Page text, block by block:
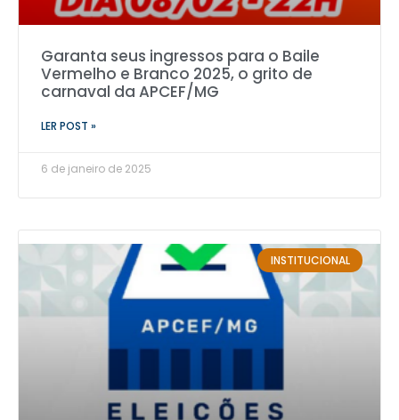
Garanta seus ingressos para o Baile
Vermelho e Branco 2025, o grito de
carnaval da APCEF/MG
LER POST »
6 de janeiro de 2025
INSTITUCIONAL